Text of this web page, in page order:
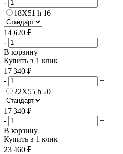
-
+
18Х51 h 16
14 620 ₽
-
+
В корзину
Купить в 1 клик
17 340 ₽
-
+
22Х55 h 20
17 340 ₽
-
+
В корзину
Купить в 1 клик
23 460 ₽